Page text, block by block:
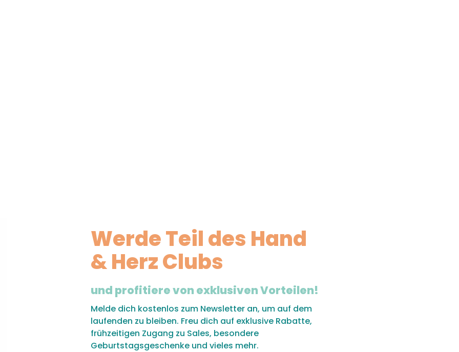
Werde Teil des Hand
& Herz Clubs
und profitiere von exklusiven Vorteilen!
Melde dich kostenlos zum Newsletter an, um auf dem
laufenden zu bleiben. Freu dich auf exklusive Rabatte,
frühzeitigen Zugang zu Sales, besondere
Geburtstagsgeschenke und vieles mehr.